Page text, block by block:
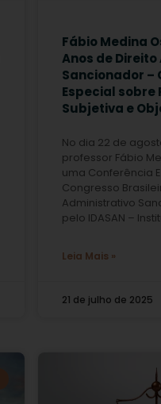
Fábio Medina
Anos de
Sancionador –
Especial
Subjetiva e
No dia 22 de
professor Fábio
uma Conferência
Congresso
Administrativo
pelo IDASAN –
Leia Mais »
21 de julho de 2025